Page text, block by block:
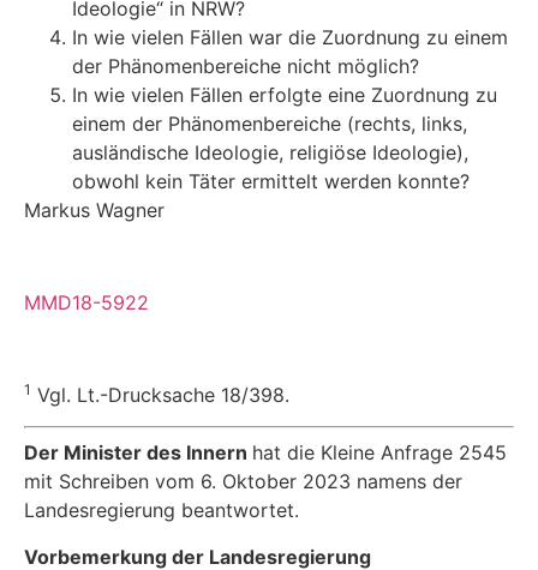
Ideologie“ in NRW?
In wie vielen Fällen war die Zuordnung zu einem
der Phänomenbereiche nicht möglich?
In wie vielen Fällen erfolgte eine Zuordnung zu
einem der Phänomenbereiche (rechts, links,
ausländische Ideologie, religiöse Ideologie),
obwohl kein Täter ermittelt werden konnte?
Markus Wagner
MMD18-5922
1 Vgl. Lt.-Drucksache 18/398.
Der Minister des Innern hat die Kleine Anfrage 2545
mit Schreiben vom 6. Oktober 2023 namens der
Landesregierung beantwortet.
Vorbemerkung der Landesregierung